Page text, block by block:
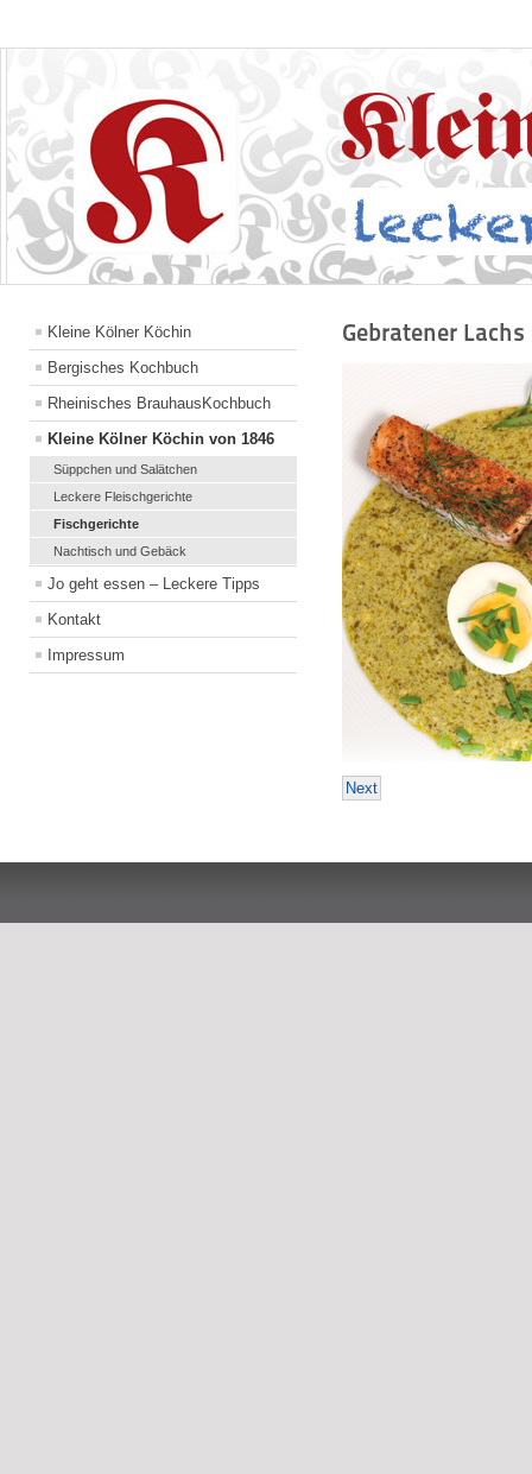
Kleine Kölner Köchin
Bergisches Kochbuch
Rheinisches BrauhausKochbuch
Kleine Kölner Köchin von 1846
Süppchen und Salätchen
Leckere Fleischgerichte
Fischgerichte
Nachtisch und Gebäck
Jo geht essen – Leckere Tipps
Kontakt
Impressum
Gebratener
Next